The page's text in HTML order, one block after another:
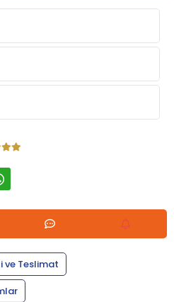
ve Teslimat